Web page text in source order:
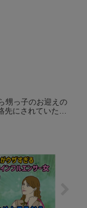
甥っ子のお迎えの
先にされていた…